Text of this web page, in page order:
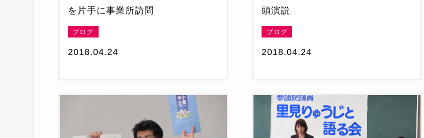
を片手に事業所訪問
ブログ
2018.04.24
頭演説
ブログ
2018.04.24